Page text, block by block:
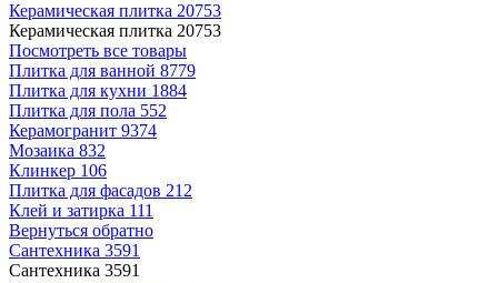
Керамическая плитка 20753
Керамическая плитка 20753
Посмотреть все товары
Плитка для ванной 8779
Плитка для кухни 1884
Плитка для пола 552
Керамогранит 9374
Мозаика 832
Клинкер 106
Плитка для фасадов 212
Клей и затирка 111
Вернуться обратно
Сантехника 3591
Сантехника 3591